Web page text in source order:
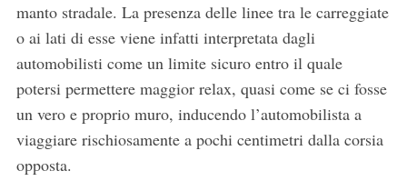
manto stradale. La presenza delle linee tra le carreggiate
o ai lati di esse viene infatti interpretata dagli
automobilisti come un limite sicuro entro il quale
potersi permettere maggior relax, quasi come se ci fosse
un vero e proprio muro, inducendo l’automobilista a
viaggiare rischiosamente a pochi centimetri dalla corsia
opposta.